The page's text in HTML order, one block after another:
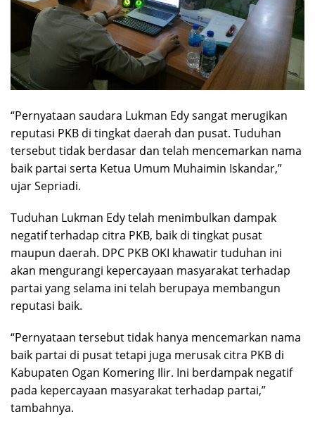
“Pernyataan saudara Lukman Edy sangat merugikan
reputasi PKB di tingkat daerah dan pusat. Tuduhan
tersebut tidak berdasar dan telah mencemarkan nama
baik partai serta Ketua Umum Muhaimin Iskandar,”
ujar Sepriadi.
Tuduhan Lukman Edy telah menimbulkan dampak
negatif terhadap citra PKB, baik di tingkat pusat
maupun daerah. DPC PKB OKI khawatir tuduhan ini
akan mengurangi kepercayaan masyarakat terhadap
partai yang selama ini telah berupaya membangun
reputasi baik.
“Pernyataan tersebut tidak hanya mencemarkan nama
baik partai di pusat tetapi juga merusak citra PKB di
Kabupaten Ogan Komering Ilir. Ini berdampak negatif
pada kepercayaan masyarakat terhadap partai,”
tambahnya.